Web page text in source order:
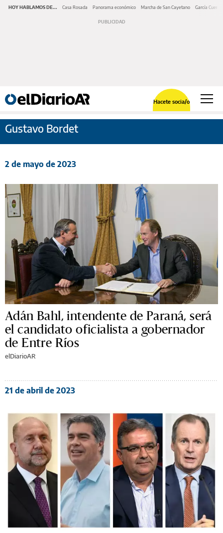
HOY HABLAMOS DE... Casa Rosada Panorama económico Marcha de San Cayetano García Cuerva
Hacete socia/o
Gustavo Bordet
2 de mayo de 2023
Adán Bahl, intendente de Paraná, será
el candidato oficialista a gobernador
de Entre Ríos
elDiarioAR
21 de abril de 2023